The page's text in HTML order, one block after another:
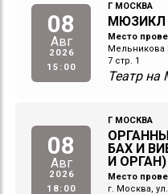
08
Авг
2026
15:00
Г МОСКВА
МЮЗИКЛ
Место
Мельникова
7 стр. 1
Театр на
08
Авг
2026
18:00
Г МОСКВА
БАХ И
И ОРГАН)
Место
г. Москва,